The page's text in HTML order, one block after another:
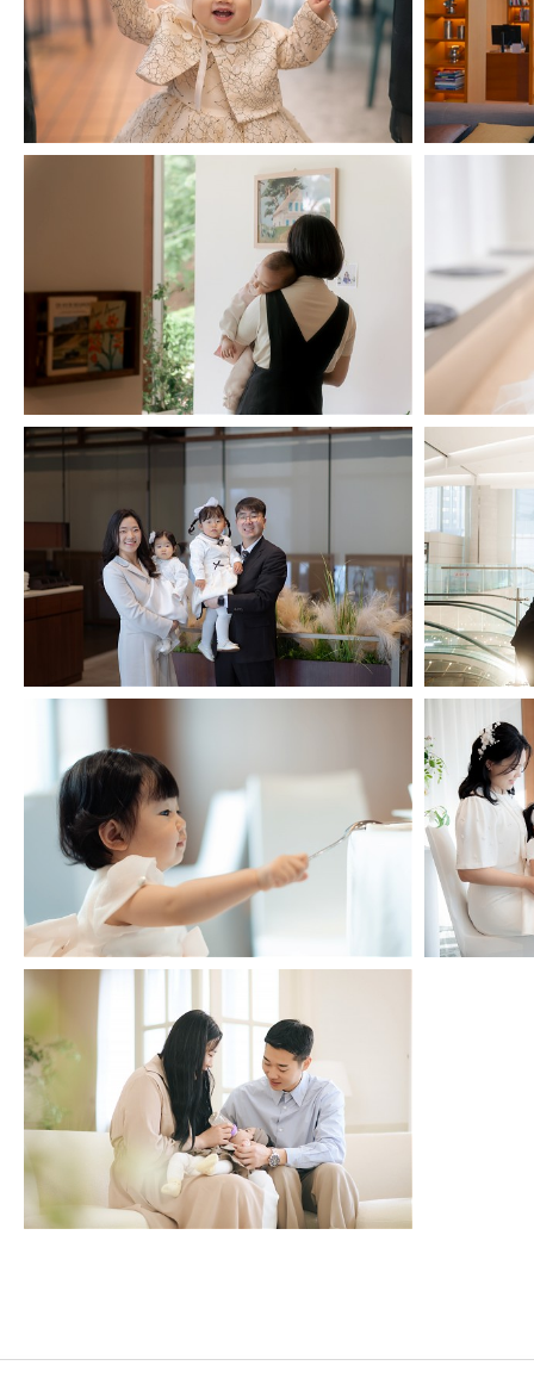
광명 테이크호텔 돌스냅
시흥 달쿠쿠 돌스냅 동탄
테이블린 다산점 돌스냅
코트야드 메리어트 서울 보타닉 파크
돌스냅
코트야
트와드고이 백일스냅